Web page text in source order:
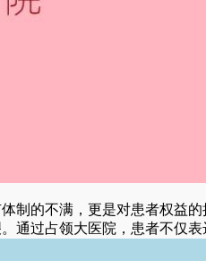
制的不满，更是对患者权益
通过占领大医院，患者不仅